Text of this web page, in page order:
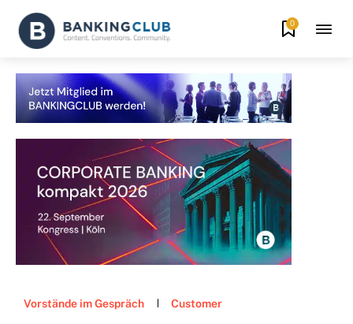
0
Vorstände im Gespräch Customer